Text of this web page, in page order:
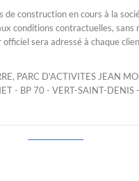
de construction en cours à la
conditions contractuelles, sans
sera adressé à chaque
PARC D'ACTIVITES JEAN
- BP 70 - VERT-SAINT-